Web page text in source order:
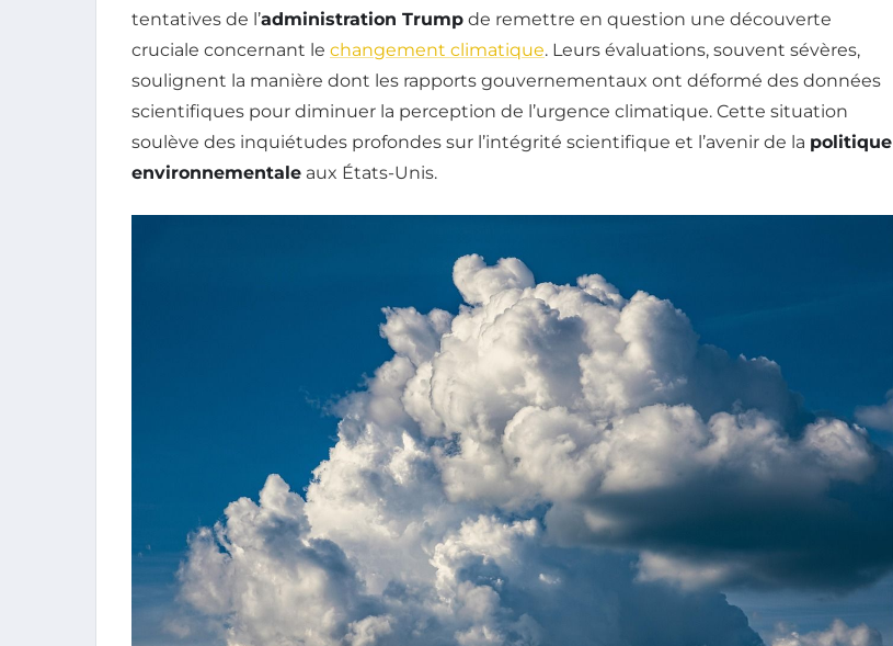
tentatives de l’administration Trump de remettre en question une découverte
cruciale concernant le changement climatique. Leurs évaluations, souvent sévères,
soulignent la manière dont les rapports gouvernementaux ont déformé des données
scientifiques pour diminuer la perception de l’urgence climatique. Cette situation
soulève des inquiétudes profondes sur l’intégrité scientifique et l’avenir de la politique
environnementale aux États-Unis.